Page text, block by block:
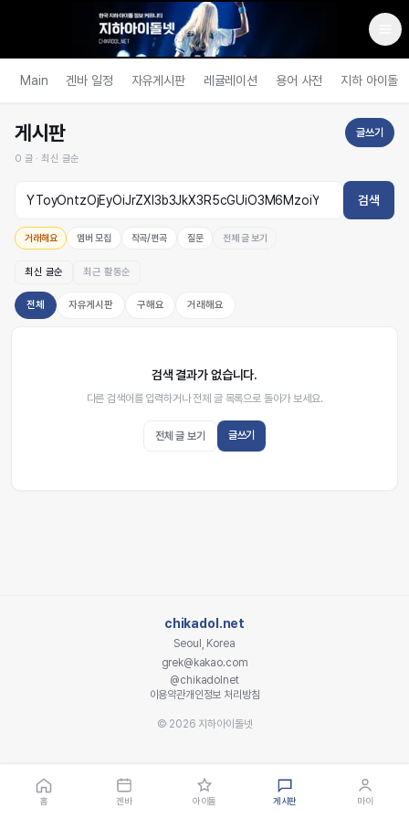
Main 겐바 일정 자유게시판 레귤레이션 용어 사전 지하 아이돌
게시판
0 글 ·최신 글순
글쓰기
검색
거래해요 멤버 모집 작곡/편곡 질문 전체 글 보기
최신 글순 최근 활동순
전체 자유게시판 구해요 거래해요
검색 결과가 없습니다.
다른 검색어를 입력하거나 전체 글 목록으로 돌아가 보세요.
전체 글 보기 글쓰기
chikadol.net
Seoul, Korea
grek@kakao.com
@chikadolnet
이용약관개인정보 처리방침
© 2026 지하아이돌넷
홈 겐바 아이돌 게시판 마이